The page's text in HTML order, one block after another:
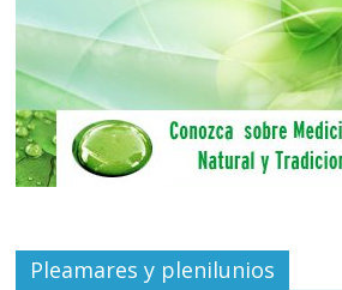
Pleamares y plenilunios